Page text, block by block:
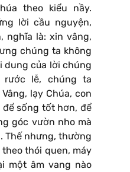
theo kiểu nầy.
lời cầu nguyện,
nghĩa là: xin vâng,
chúng ta không
dung của lời chúng
rước lễ, chúng ta
lạy Chúa, con
sống tốt hơn, để
góc vườn nho mà
Thế nhưng, thường
thói quen, máy
một âm vang nào